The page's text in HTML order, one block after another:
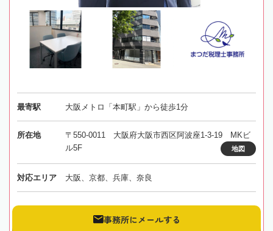
最寄駅 大阪メトロ「本町駅」から徒歩1分
所在地
〒550-0011 大阪府大阪市西区阿波座1-3-19 MKビ
ル5F
地図
対応エリア 大阪、京都、兵庫、奈良
事務所にメールする